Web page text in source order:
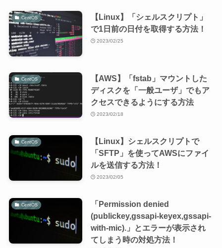
CentOS
【Linux】「シェルスクリプト」
で1日前の日付を取得する方法！
2023/02/25
CentOS
【AWS】「fstab」マウントした
ディスクを「一般ユーザ」でもア
クセスできるようにする方法
2023/02/18
CentOS
【Linux】シェルスクリプトで
「SFTP」を使ってAWSにファイ
ルを送信する方法！
2023/02/05
CentOS
「Permission denied
(publickey,gssapi-keyex,gssapi-
with-mic).」とエラーが表示され
てしまう時の対処方法！